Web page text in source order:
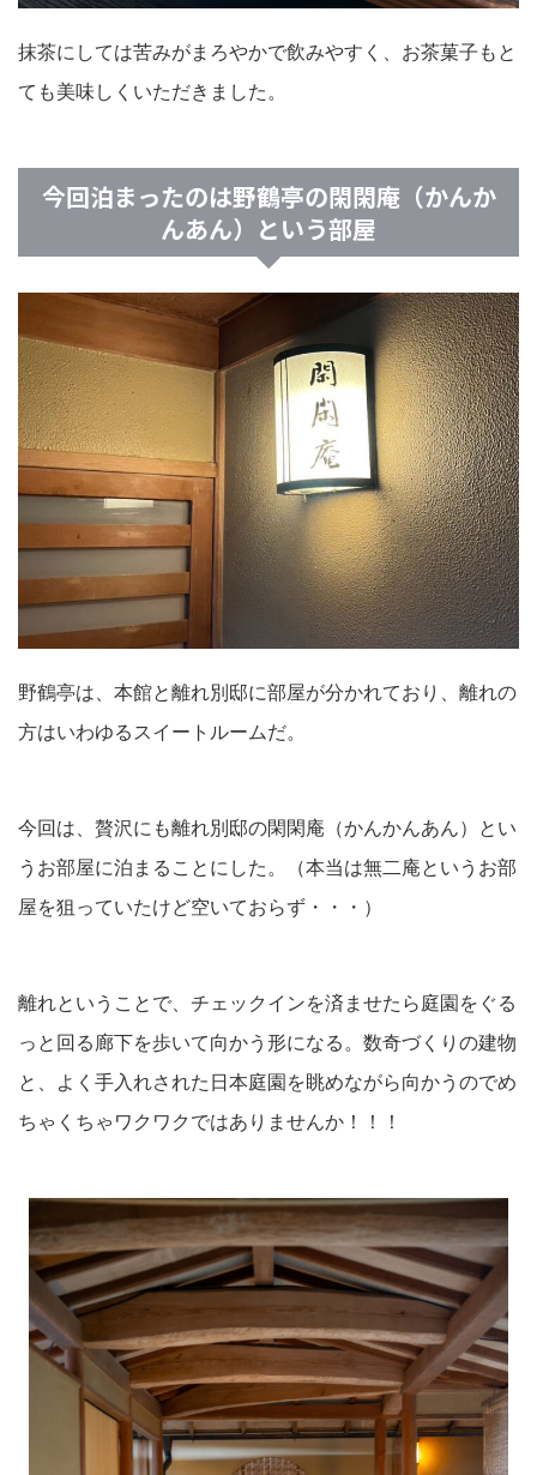
抹茶にしては苦みがまろやかで飲みやすく、お茶菓子もと
ても美味しくいただきました。
今回泊まったのは野鶴亭の閑閑庵（かんか
んあん）という部屋
野鶴亭は、本館と離れ別邸に部屋が分かれており、離れの
方はいわゆるスイートルームだ。
今回は、贅沢にも離れ別邸の閑閑庵（かんかんあん）とい
うお部屋に泊まることにした。（本当は無二庵というお部
屋を狙っていたけど空いておらず・・・）
離れということで、チェックインを済ませたら庭園をぐる
っと回る廊下を歩いて向かう形になる。数奇づくりの建物
と、よく手入れされた日本庭園を眺めながら向かうのでめ
ちゃくちゃワクワクではありませんか！！！